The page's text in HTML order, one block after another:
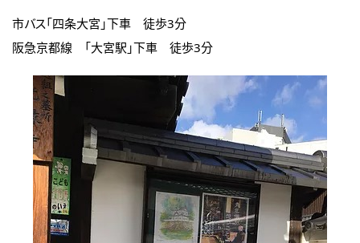
市バス「四条大宮」下車 徒歩3分
阪急京都線 「大宮駅」下車 徒歩3分